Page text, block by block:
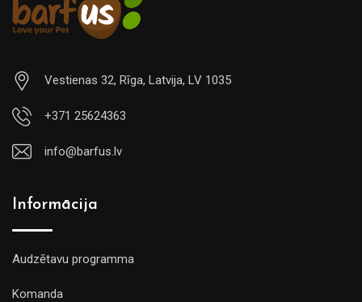
Vestienas 32, Rīga, Latvija, LV 1035
+371 25624363
info@barfus.lv
Informācija
Audzētavu programma
Komanda